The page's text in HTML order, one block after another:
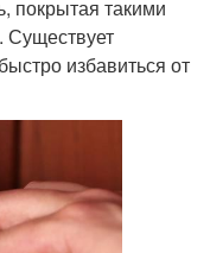
покрытая такими
Существует
избавиться от